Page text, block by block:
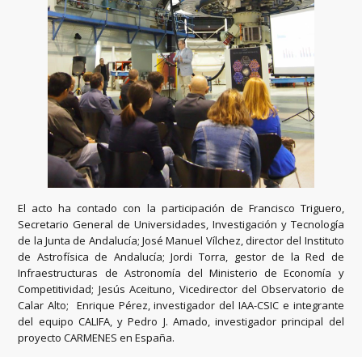
El acto ha contado con la participación de Francisco Triguero,
Secretario General de Universidades, Investigación y Tecnología
de la Junta de Andalucía; José Manuel Vílchez, director del Instituto
de Astrofísica de Andalucía; Jordi Torra, gestor de la Red de
Infraestructuras de Astronomía del Ministerio de Economía y
Competitividad; Jesús Aceituno, Vicedirector del Observatorio de
Calar Alto; Enrique Pérez, investigador del IAA-CSIC e integrante
del equipo CALIFA, y Pedro J. Amado, investigador principal del
proyecto CARMENES en España.